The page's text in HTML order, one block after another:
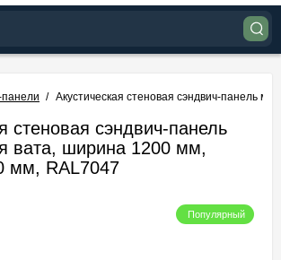
Акустическая стеновая сэндвич-панель
стеновая сэндвич-панель
вата, ширина 1200 мм,
мм, RAL7047
Популярный